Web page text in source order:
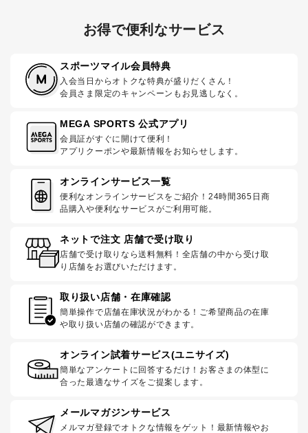
お得で便利なサービス
スポーツマイル会員特典
入会当日からオトクな特典が盛りだくさん！
会員さま限定のキャンペーンもお見逃しなく。
MEGA SPORTS 公式アプリ
会員証がすぐに開けて便利！
アプリクーポンや最新情報をお知らせします。
オンラインサービス一覧
便利なオンラインサービスをご紹介！24時間365日商
品購入や便利なサービスがご利用可能。
ネットで注文 店舗で受け取り
店舗で受け取りなら送料無料！全店舗の中から受け取
り店舗をお選びいただけます。
取り扱い店舗・在庫確認
簡単操作で店舗在庫状況がわかる！ご希望商品の在庫
や取り扱い店舗の確認ができます。
オンライン試着サービス(ユニサイズ)
簡単なアンケートに回答するだけ！お客さまの体型に
合った最適なサイズをご提案します。
メールマガジンサービス
メルマガ登録でオトクな情報をゲット！最新情報やお